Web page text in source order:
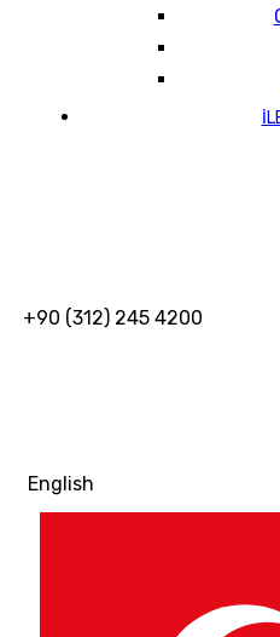
+90 (312) 245 4200
English